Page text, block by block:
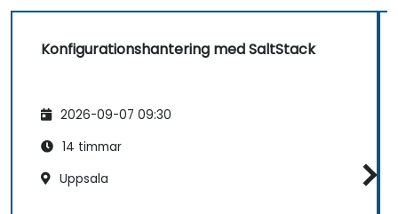
Konfigurationshantering med SaltStack
2026-09-07 09:30
14 timmar
Uppsala